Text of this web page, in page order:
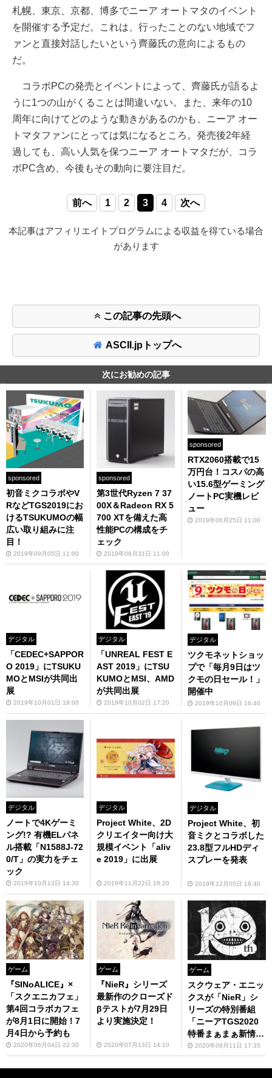
札幌、東京、京都、博多でニーア オートマタのイベント
を開催する予定だ。これは、行ったことのない地域でフ
ァンと直接対話したいという齊藤氏の意向によるもの
だ。
コラボPCの発売とイベントによって、齊藤氏が語るよ
うに1つの山がくることは間違いない。また、来年の10
周年に向けてどのような動きがあるのかも、ニーア オー
トマタファンにとっては気になるところ。発売後2年経
過しても、高い人気を保つニーア オートマタだが、コラ
ボPC含め、今後もその動向に要注目だ。
前へ 1 2 3 4 次へ
本記事はアフィリエイトプログラムによる収益を得ている場合
があります
この記事の先頭へ
ASCII.jpトップへ
次にお勧めの記事
sponsored
初音ミクコラボやV
RなどTGS2019にお
けるTSUKUMOの幅
広い取り組みに注
目！
2019年09月05日 11:00
sponsored
第3世代Ryzen 7 37
00X＆Radeon RX 5
700 XTを備えた高
性能PCの構成をチ
ェック
2019年08月31日 11:00
sponsored
RTX2060搭載で15
万円台！コスパの高
い15.6型ゲーミング
ノートPC実機レビ
ュー
2019年06月25日 11:00
デジタル
「CEDEC+SAPPOR
O 2019」にTSUKU
MOとMSIが共同出
展
2019年10月01日 19:00
デジタル
「UNREAL FEST E
AST 2019」にTSU
KUMOとMSI、AMD
が共同出展
2019年10月02日 17:20
デジタル
ツクモネットショッ
プで「毎月9日はツ
クモの日セール！」
開催中
2019年10月09日 16:40
デジタル
ノートで4Kゲーミ
ング!? 有機ELパネ
ル搭載「N1588J-72
0/T」の実力をチェ
ック
2019年10月13日 14:30
デジタル
Project White、2D
クリエイター向け大
規模イベント「aliv
e 2019」に出展
2019年11月22日 16:20
デジタル
Project White、初
音ミクとコラボした
23.8型フルHDディ
スプレーを発表
2019年12月05日 16:40
ゲーム
『SINoALICE』×
「スクエニカフェ」
第4回コラボカフェ
が8月1日に開始！7
月4日から予約も
2020年06月04日 22:30
ゲーム
『NieR』シリーズ
最新作のクローズド
βテストが7月29日
より実施決定！
2020年07月13日 14:10
ゲーム
スクウェア・エニッ
クスが「NieR」シ
リーズの特別番組
「ニーアTGS2020
特番まぁまぁ新情報
がありまスペシャ
ル」を放送決定！
2020年09月11日 17:35